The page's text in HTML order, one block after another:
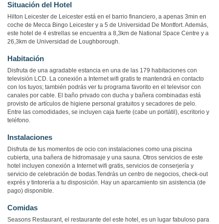
Situación del Hotel
Hilton Leicester de Leicester está en el barrio financiero, a apenas 3min en
coche de Mecca Bingo Leicester y a 5 de Universidad De Montfort. Además,
este hotel de 4 estrellas se encuentra a 8,3km de National Space Centre y a
26,3km de Universidad de Loughborough.
Habitación
Disfruta de una agradable estancia en una de las 179 habitaciones con
televisión LCD. La conexión a Internet wifi gratis te mantendrá en contacto
con los tuyos; también podrás ver tu programa favorito en el televisor con
canales por cable. El baño privado con ducha y bañera combinadas está
provisto de artículos de higiene personal gratuitos y secadores de pelo.
Entre las comodidades, se incluyen caja fuerte (cabe un portátil), escritorio y
teléfono.
Instalaciones
Disfruta de tus momentos de ocio con instalaciones como una piscina
cubierta, una bañera de hidromasaje y una sauna. Otros servicios de este
hotel incluyen conexión a Internet wifi gratis, servicios de conserjería y
servicio de celebración de bodas.Tendrás un centro de negocios, check-out
exprés y tintorería a tu disposición. Hay un aparcamiento sin asistencia (de
pago) disponible.
Comidas
Seasons Restaurant, el restaurante del este hotel, es un lugar fabuloso para